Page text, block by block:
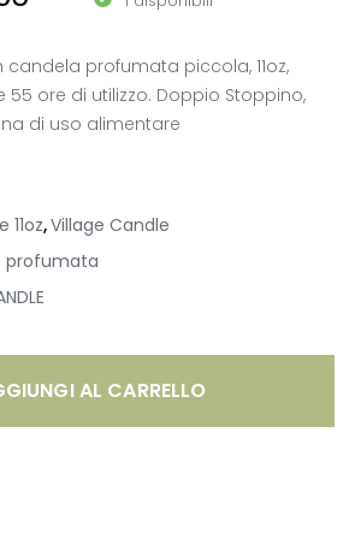
profumata piccola, 11oz,
55 ore di utilizzo. Doppio Stoppino,
di uso alimentare
11oz,Village Candle
profumata
AL CARRELLO